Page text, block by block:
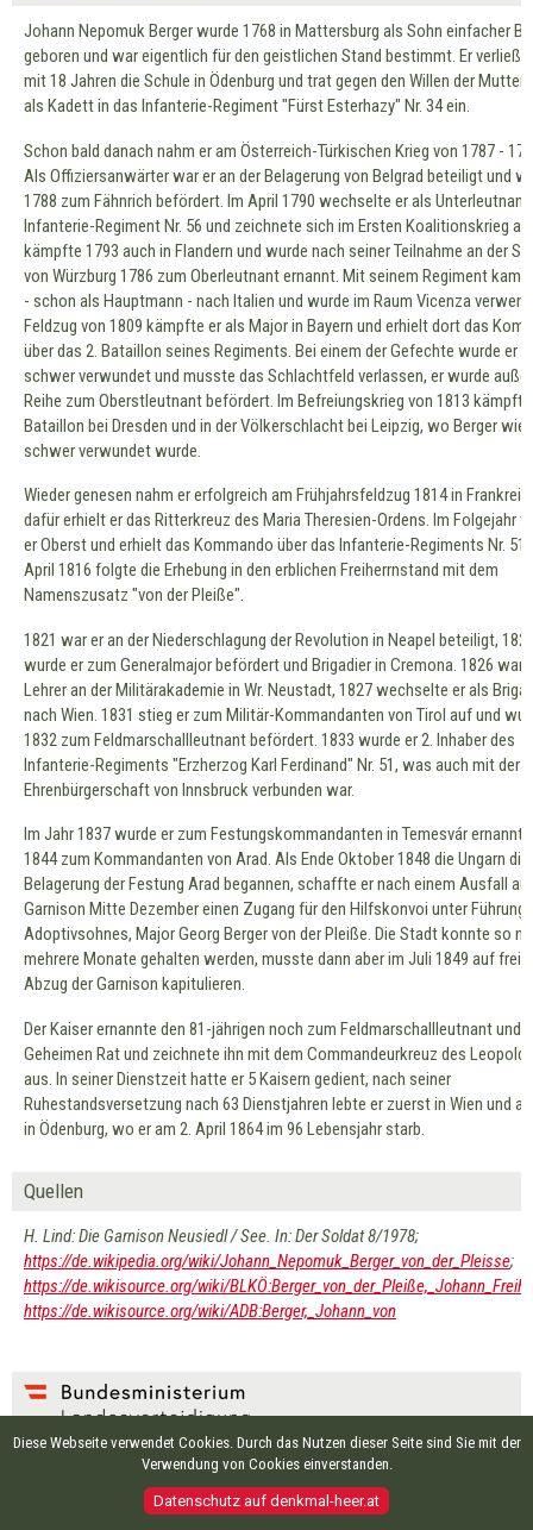
Johann Nepomuk Berger wurde 1768 in Mattersburg als Sohn einfacher
geboren und war eigentlich für den geistlichen Stand bestimmt. Er verließ
mit 18 Jahren die Schule in Ödenburg und trat gegen den Willen der Mutter
als Kadett in das Infanterie-Regiment "Fürst Esterhazy" Nr. 34 ein.
Schon bald danach nahm er am Österreich-Türkischen Krieg von 1787 -
Als Offiziersanwärter war er an der Belagerung von Belgrad beteiligt und
1788 zum Fähnrich befördert. Im April 1790 wechselte er als
Infanterie-Regiment Nr. 56 und zeichnete sich im Ersten Koalitionskrieg
kämpfte 1793 auch in Flandern und wurde nach seiner Teilnahme an der
von Würzburg 1786 zum Oberleutnant ernannt. Mit seinem Regiment kam
- schon als Hauptmann - nach Italien und wurde im Raum Vicenza
Feldzug von 1809 kämpfte er als Major in Bayern und erhielt dort das
über das 2. Bataillon seines Regiments. Bei einem der Gefechte wurde er
schwer verwundet und musste das Schlachtfeld verlassen, er wurde
Reihe zum Oberstleutnant befördert. Im Befreiungskrieg von 1813
Bataillon bei Dresden und in der Völkerschlacht bei Leipzig, wo Berger
schwer verwundet wurde.
Wieder genesen nahm er erfolgreich am Frühjahrsfeldzug 1814 in
dafür erhielt er das Ritterkreuz des Maria Theresien-Ordens. Im Folgejahr
er Oberst und erhielt das Kommando über das Infanterie-Regiments Nr. 51.
April 1816 folgte die Erhebung in den erblichen Freiherrnstand mit dem
Namenszusatz "von der Pleiße".
1821 war er an der Niederschlagung der Revolution in Neapel beteiligt,
wurde er zum Generalmajor befördert und Brigadier in Cremona. 1826 war
Lehrer an der Militärakademie in Wr. Neustadt, 1827 wechselte er als
nach Wien. 1831 stieg er zum Militär-Kommandanten von Tirol auf und
1832 zum Feldmarschallleutnant befördert. 1833 wurde er 2. Inhaber des
Infanterie-Regiments "Erzherzog Karl Ferdinand" Nr. 51, was auch mit der
Ehrenbürgerschaft von Innsbruck verbunden war.
Im Jahr 1837 wurde er zum Festungskommandanten in Temesvár ernannt
1844 zum Kommandanten von Arad. Als Ende Oktober 1848 die Ungarn die
Belagerung der Festung Arad begannen, schaffte er nach einem Ausfall
Garnison Mitte Dezember einen Zugang für den Hilfskonvoi unter Führung
Adoptivsohnes, Major Georg Berger von der Pleiße. Die Stadt konnte so
mehrere Monate gehalten werden, musste dann aber im Juli 1849 auf
Abzug der Garnison kapitulieren.
Der Kaiser ernannte den 81-jährigen noch zum Feldmarschallleutnant und
Geheimen Rat und zeichnete ihn mit dem Commandeurkreuz des
aus. In seiner Dienstzeit hatte er 5 Kaisern gedient, nach seiner
Ruhestandsversetzung nach 63 Dienstjahren lebte er zuerst in Wien und
in Ödenburg, wo er am 2. April 1864 im 96 Lebensjahr starb.
Quellen
H. Lind: Die Garnison Neusiedl / See. In: Der Soldat 8/1978;
https://de.wikipedia.org/wiki/Johann_Nepomuk_Berger_von_der_Pleisse;
https://de.wikisource.org/wiki/
https://de.wikisource.org/wiki/ADB:Berger,_Johann_von
EIGENTÜMER UND HERAUSGEBER:
Bundesministerium für Landesverteidigung
Roßauer Lände 1, 1090 Wien
www.bundesheer.at
Diese Webseite verwendet Cookies. Durch das Nutzen dieser Seite sind Sie mit der
Verwendung von Cookies einverstanden.
Datenschutz auf denkmal-heer.at